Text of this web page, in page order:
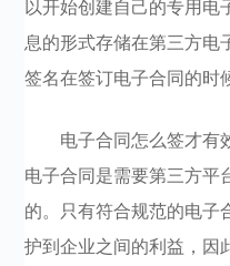
以开始创建自己的专用电
息的形式存储在第三方电
签名在签订电子合同的时
电子合同怎么签才有
电子合同是需要第三方平
的。只有符合规范的电子
护到企业之间的利益，因